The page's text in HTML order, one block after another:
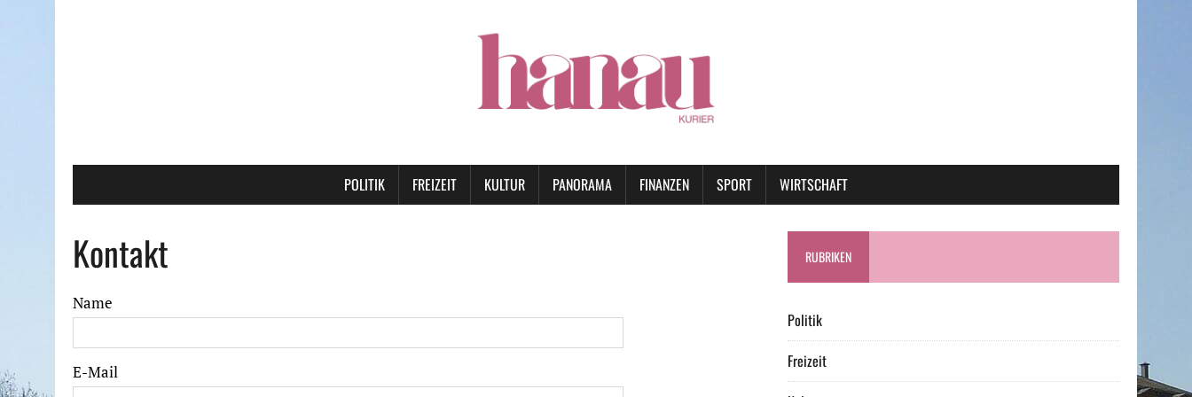
POLITIK FREIZEIT KULTUR PANORAMA FINANZEN SPORT WIRTSCHAFT
Kontakt
Name
E-Mail
RUBRIKEN
Politik
Freizeit